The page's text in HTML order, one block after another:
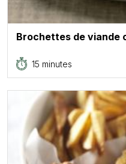
Brochettes de viande
15 minutes